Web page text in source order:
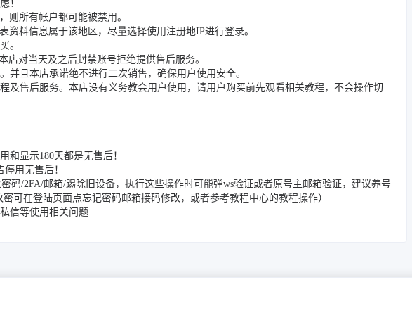
！
则所有帐户都可能被禁用。
资料信息属于该地区，尽量选择使用注册地IP进行登录。
。
店对当天及之后封禁账号拒绝提供售后服务。
并且本店承诺绝不进行二次销售，确保用户使用安全。
及售后服务。本店没有义务教会用户使用，请用户购买前先观看相关教程，不会操作切
和显示180天都是无售后！
用无售后！
密码/2FA/邮箱/踢除旧设备，执行这些操作时可能弹ws验证或者原号主邮箱验证，建议养号
可在登陆页面点忘记密码邮箱接码修改，或者参考教程中心的教程操作）
信等使用相关问题